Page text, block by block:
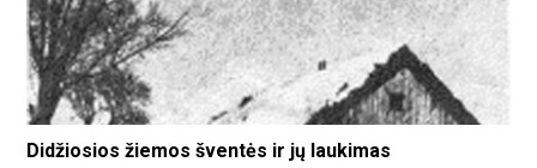
Didžiosios žiemos šventės ir jų laukimas